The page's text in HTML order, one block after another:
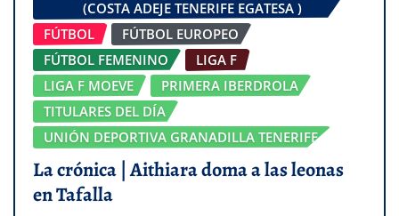
(COSTA ADEJE TENERIFE EGATESA )
FÚTBOL
FÚTBOL EUROPEO
FÚTBOL FEMENINO
LIGA F
LIGA F MOEVE
PRIMERA IBERDROLA
TITULARES DEL DÍA
UNIÓN DEPORTIVA GRANADILLA TENERIFE
La crónica | Aithiara doma a las leonas
en Tafalla